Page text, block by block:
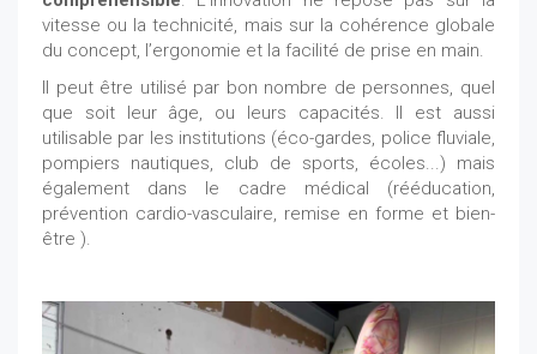
vitesse ou la technicité, mais sur la cohérence globale
du concept, l’ergonomie et la facilité de prise en main.
Il peut être utilisé par bon nombre de personnes, quel
que soit leur âge, ou leurs capacités. Il est aussi
utilisable par les institutions (éco-gardes, police fluviale,
pompiers nautiques, club de sports, écoles...) mais
également dans le cadre médical (rééducation,
prévention cardio-vasculaire, remise en forme et bien-
être ).